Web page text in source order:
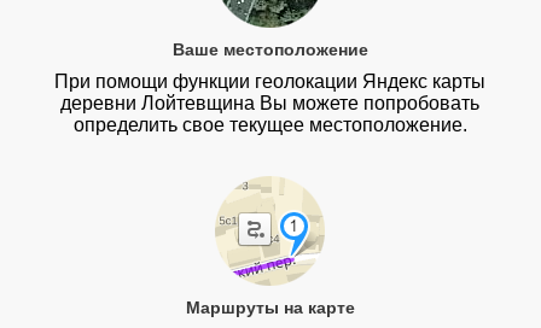
Ваше местоположение
При помощи функции геолокации Яндекс карты
деревни Лойтевщина Вы можете попробовать
определить свое текущее местоположение.
Маршруты на карте